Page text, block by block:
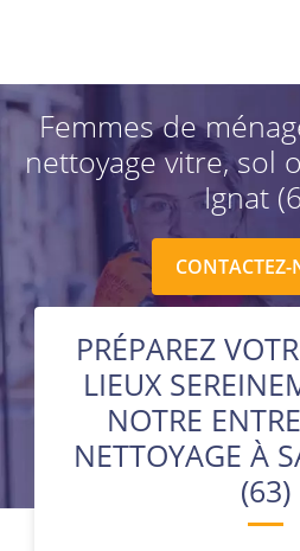
Femmes de
nettoyage vitre, sol
Ignat
CONTACTEZ-
PRÉPAREZ
LIEUX
NOTRE
NETTOYAGE À
(63)